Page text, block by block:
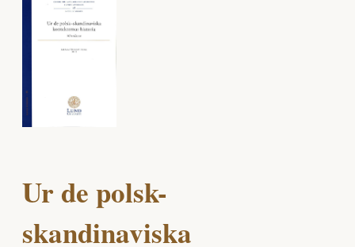
Ur de polsk-
skandinaviska